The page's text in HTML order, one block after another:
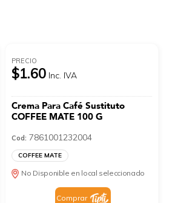
PRECIO
$1.60 Inc. IVA
Crema Para Café Sustituto
COFFEE MATE 100 G
Cod: 7861001232004
COFFEE MATE
No Disponible en local seleccionado
Comprar